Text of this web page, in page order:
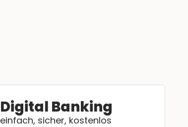
Digital Banking
einfach, sicher, kostenlos